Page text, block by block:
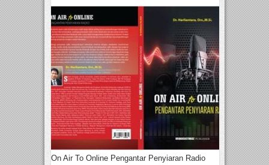
On Air To Online Pengantar Penyiaran Radio